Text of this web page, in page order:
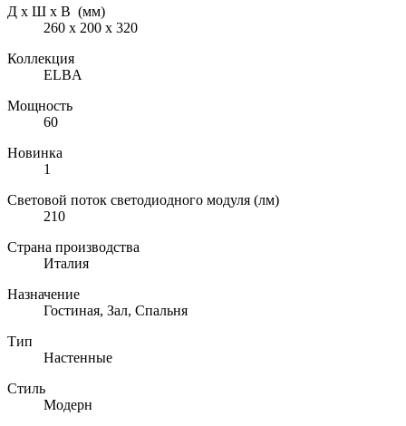
Д х Ш х В (мм)
260 х 200 х 320
Коллекция
ELBA
Мощность
60
Новинка
1
Световой поток светодиодного модуля (лм)
210
Страна производства
Италия
Назначение
Гостиная, Зал, Спальня
Тип
Настенные
Стиль
Модерн